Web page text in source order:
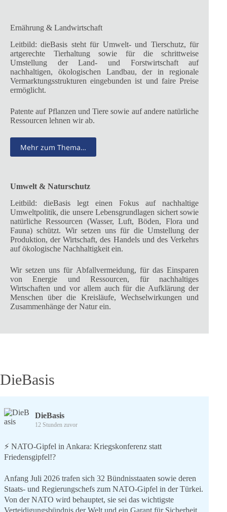
Ernährung & Landwirtschaft
Leitbild: dieBasis steht für Umwelt- und Tierschutz, für
artgerechte Tierhaltung sowie für die schrittweise
Umstellung der Land- und Forstwirtschaft auf
nachhaltigen, ökologischen Landbau, der in regionale
Vermarktungsstrukturen eingebunden ist und faire Preise
ermöglicht.
Patente auf Pflanzen und Tiere sowie auf andere natürliche
Ressourcen lehnen wir ab.
Mehr zum Thema…
Umwelt & Naturschutz
Leitbild: dieBasis legt einen Fokus auf nachhaltige
Umweltpolitik, die unsere Lebensgrundlagen sichert sowie
natürliche Ressourcen (Wasser, Luft, Böden, Flora und
Fauna) schützt. Wir setzen uns für die Umstellung der
Produktion, der Wirtschaft, des Handels und des Verkehrs
auf ökologische Nachhaltigkeit ein.
Wir setzen uns für Abfallvermeidung, für das Einsparen
von Energie und Ressourcen, für nachhaltiges
Wirtschaften und vor allem auch für die Aufklärung der
Menschen über die Kreisläufe, Wechselwirkungen und
Zusammenhänge der Natur ein.
DieBasis
DieBasis
12 Stunden zuvor
⚡️ NATO-Gipfel in Ankara: Kriegskonferenz statt
Friedensgipfel!?
Anfang Juli 2026 trafen sich 32 Bündnisstaaten sowie deren
Staats- und Regierungschefs zum NATO-Gipfel in der Türkei.
Von der NATO wird behauptet, sie sei das wichtigste
Verteidigungsbündnis der Welt und ein Garant für Sicherheit.